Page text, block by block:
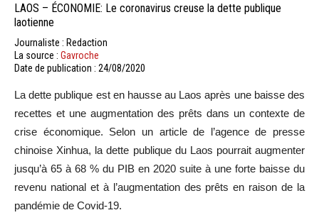
LAOS – ÉCONOMIE: Le coronavirus creuse la dette publique
laotienne
Journaliste : Redaction
La source : Gavroche
Date de publication : 24/08/2020
La dette publique est en hausse au Laos après une baisse des
recettes et une augmentation des prêts dans un contexte de
crise économique. Selon un article de l’agence de presse
chinoise Xinhua, la dette publique du Laos pourrait augmenter
jusqu’à 65 à 68 % du PIB en 2020 suite à une forte baisse du
revenu national et à l’augmentation des prêts en raison de la
pandémie de Covid-19.